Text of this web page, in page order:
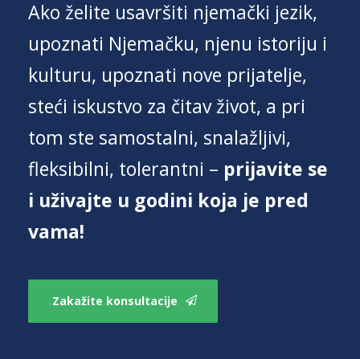
Ako želite usavršiti njemački jezik,
upoznati Njemačku, njenu istoriju i
kulturu, upoznati nove prijatelje,
steći iskustvo za čitav život, a pri
tom ste samostalni, snalažljivi,
fleksibilni, tolerantni – prijavite se
i uživajte u godini koja je pred
vama!
Zakažite konsultacije